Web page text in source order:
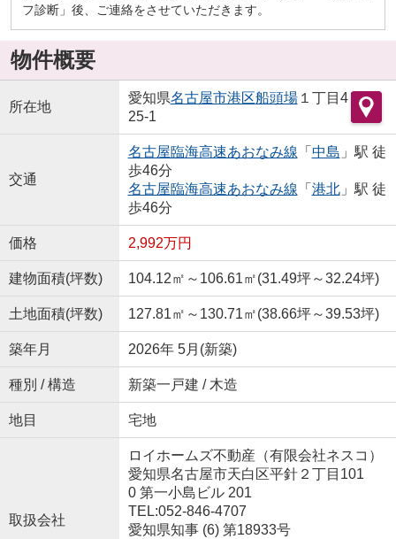
フ診断」後、ご連絡をさせていただきます。
物件概要
所在地
愛知県名古屋市港区船頭場１丁目4
25-1
交通
名古屋臨海高速あおなみ線 「 中島 」駅 徒
歩46分
名古屋臨海高速あおなみ線 「 港北」駅 徒
歩46分
価格 2,992万円
建物面積(坪数) 104.12㎡～106.61㎡(31.49坪～32.24坪)
土地面積(坪数) 127.81㎡～130.71㎡(38.66坪～39.53坪)
築年月 2026年 5月(新築)
種別 / 構造 新築一戸建 / 木造
地目 宅地
取扱会社
ロイホームズ不動産（有限会社ネスコ）
愛知県名古屋市天白区平針２丁目101
0 第一小島ビル 201
TEL:052-846-4707
愛知県知事 (6) 第18933号